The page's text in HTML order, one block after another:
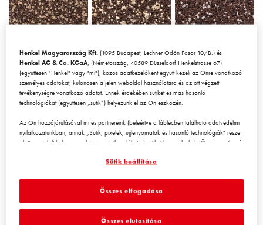
Chile1 Chile2 Chile3
Henkel Magyarország Kft.(1095 Budapest, Lechner Ödön Fasor 10/B.) és
Henkel AG & Co. KGaA , (Németország, 40589 Düsseldorf Henkelstrasse 67)
(együttesen "Henkel" vagy "mi"), közös adatkezelőként együtt kezeli az Önre vonatkozó
személyes adatokat, különösen a jelen weboldal használatára és az ott végzett
tevékenységre vonatkozó adatot. Ennek érdekében sütiket és más hasonló
technológiákat (együttesen „sütik”) helyezünk el az Ön eszközén.
Az Ön hozzájárulásával mi és partnereink (beleértve a láblécben található adatvédelmi
nyilatkozatunkban, annak „Sütik, pixelek, ujjlenyomatok és hasonló technológiák" része
alatt megjelöltkülön vagyközös
adatkezelőket is) sütiket használunk és Önre vonatkozó
optimalizálására, a weboldal használatát javító funkciók biztosítására
weboldal Ön (illetve a cég, amelynek Ön az alkalmazásában áll) általi használatát,
valamint a velünk folytatott kereskedelmi műveleteket, tevékenységeket, és ezek alapján
nyomon követjük termékeink harmadik fél weboldalán történő megvásárlását,
karbantartjuk az üzleti szereplőkre vonatkozó adatainkat, és egyéni profilokat hozunk
létre Önről, amelyeket harmadik felektől és más weboldalakról származó adatokkal
Sütik beállítása
Összes elutasítása
Összes elfogadása